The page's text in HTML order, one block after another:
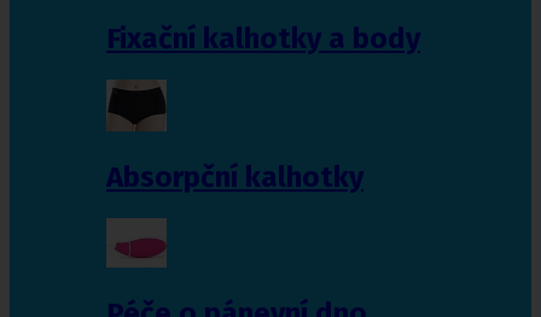
Fixační kalhotky a body
Absorpční kalhotky